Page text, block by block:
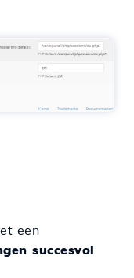
een
succesvol